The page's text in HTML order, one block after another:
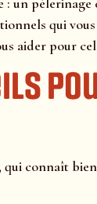
pèlerinage
qui
aider pour
connaît